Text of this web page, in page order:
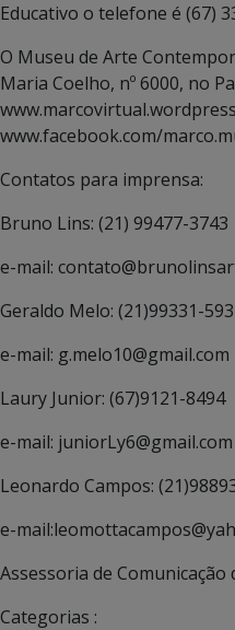
Educativo o telefone é (67)
O Museu de Arte
Maria Coelho, nº 6000, no
www.facebook.com/
Contatos para imprensa:
Bruno Lins: (21) 99477-3743
e-mail:
Geraldo Melo: (21)99331-
e-mail: g.melo10@gmail.com
Laury Junior: (67)9121-8494
e-mail: juniorLy6@gmail.com
Leonardo Campos:
e-
Assessoria de Comunicação
Categorias :